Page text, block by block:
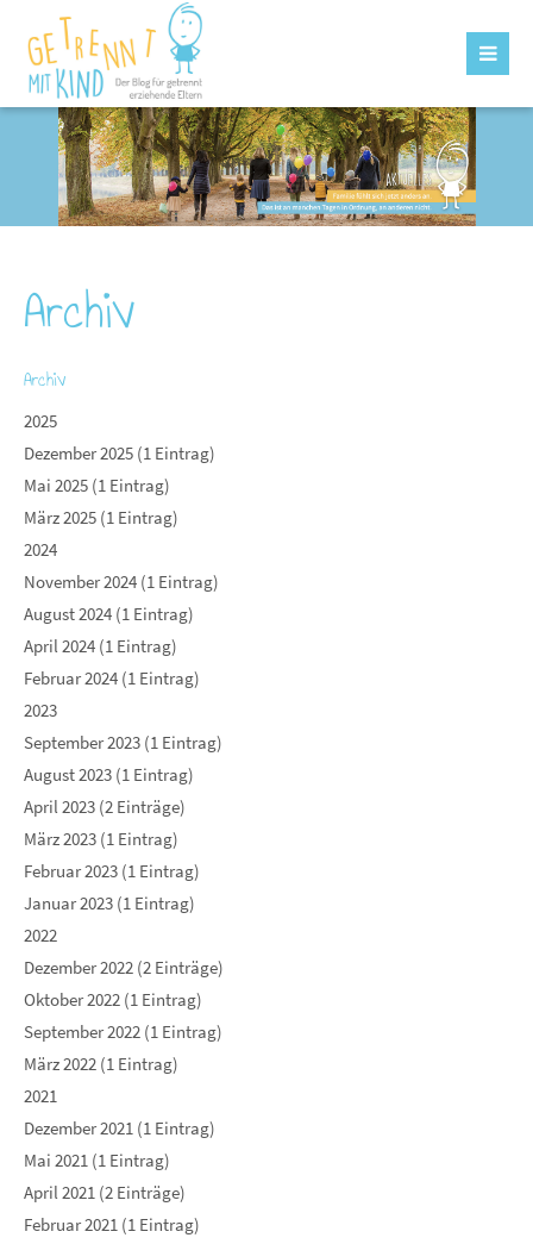
Archiv
Archiv
2025
Dezember 2025 (1 Eintrag)
Mai 2025 (1 Eintrag)
März 2025 (1 Eintrag)
2024
November 2024 (1 Eintrag)
August 2024 (1 Eintrag)
April 2024 (1 Eintrag)
Februar 2024 (1 Eintrag)
2023
September 2023 (1 Eintrag)
August 2023 (1 Eintrag)
April 2023 (2 Einträge)
März 2023 (1 Eintrag)
Februar 2023 (1 Eintrag)
Januar 2023 (1 Eintrag)
2022
Dezember 2022 (2 Einträge)
Oktober 2022 (1 Eintrag)
September 2022 (1 Eintrag)
März 2022 (1 Eintrag)
2021
Dezember 2021 (1 Eintrag)
Mai 2021 (1 Eintrag)
April 2021 (2 Einträge)
Februar 2021 (1 Eintrag)